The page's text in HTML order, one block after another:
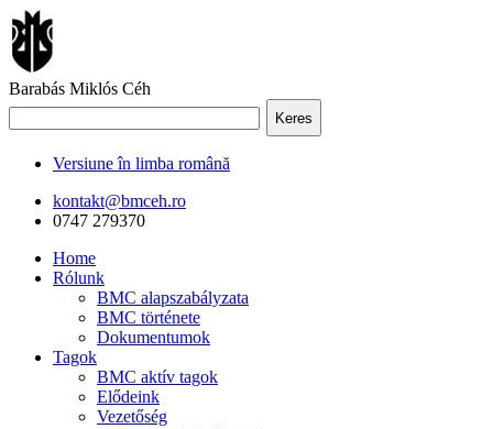
Barabás Miklós Céh
Keres
Versiune în limba română
kontakt@bmceh.ro
0747 279370
Home
Rólunk
BMC alapszabályzata
BMC története
Dokumentumok
Tagok
BMC aktív tagok
Elődeink
Vezetőség